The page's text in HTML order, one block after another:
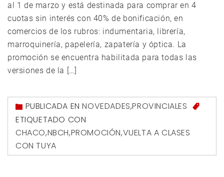
al 1 de marzo y está destinada para comprar en 4
cuotas sin interés con 40% de bonificación, en
comercios de los rubros: indumentaria, librería,
marroquinería, papelería, zapatería y óptica. La
promoción se encuentra habilitada para todas las
versiones de la […]
PUBLICADA ENNOVEDADES,PROVINCIALES
ETIQUETADO CON
CHACO,NBCH,PROMOCIÓN,VUELTA A CLASES
CON TUYA